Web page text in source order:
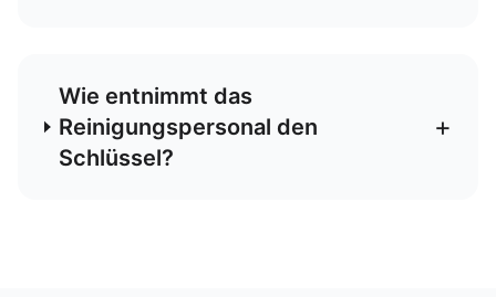
Wie entnimmt das
Reinigungspersonal den
Schlüssel?
+